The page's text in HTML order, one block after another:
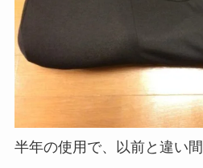
半年の使用で、以前と違い